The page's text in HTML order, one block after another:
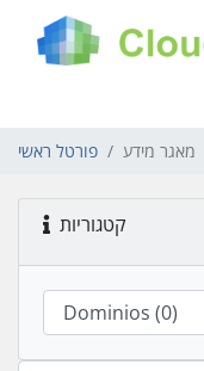
פורטל ראשי מאגר מידע
קטגוריות